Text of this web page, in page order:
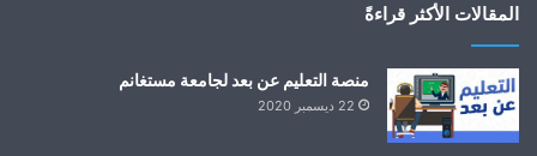
المقالات الأكثر قراءةً
منصة التعليم عن بعد لجامعة مستغانم
22 ديسمبر 2020